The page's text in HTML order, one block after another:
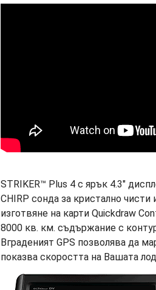
STRIKER™ Plus 4 с ярък 4.3"
CHIRP сондa за кристално
изготвяне на карти Quickdraw
8000 кв. км. съдържание с
Вграденият GPS позволява да
показва скоростта на Вашата